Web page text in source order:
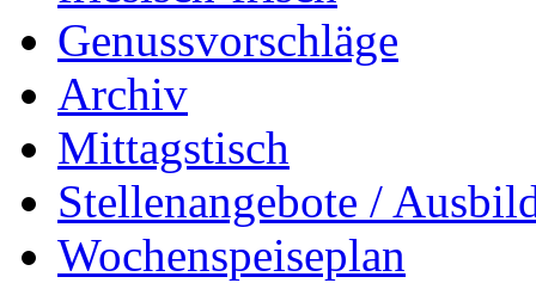
Genussvorschläge
Archiv
Mittagstisch
Stellenangebote /
Wochenspeiseplan